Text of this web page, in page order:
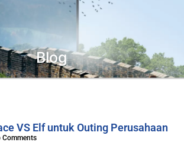
Blog
VS Elf untuk Outing Perusahaan
Comments